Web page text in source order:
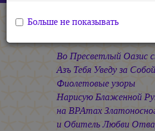
В
Во Пресветлый Оазис
Азъ Тебя Уведу за
Фиолетовые узоры
Нарисую Блаженной
на ВРАтах
и Обитель Любви
Больше не показывать